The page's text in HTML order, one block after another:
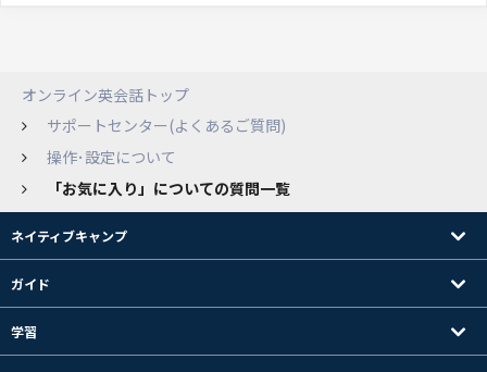
オンライン英会話トップ
サポートセンター(よくあるご質問)
操作･設定について
「お気に入り」についての質問一覧
ネイティブキャンプ
ガイド
学習